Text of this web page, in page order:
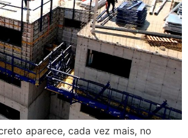
aparece, cada vez mais, no